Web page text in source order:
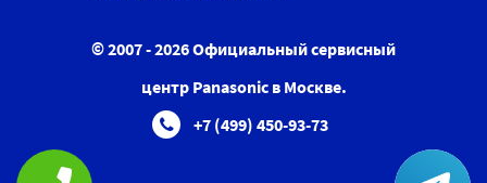
© 2007 - 2026 Официальный сервисный
центр Panasonic в Москве.
+7 (499) 450-93-73